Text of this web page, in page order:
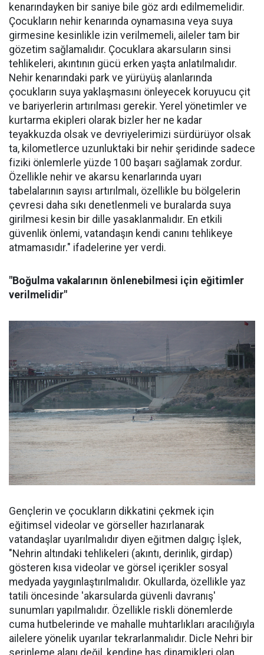
kenarındayken bir saniye bile göz ardı edilmemelidir.
Çocukların nehir kenarında oynamasına veya suya
girmesine kesinlikle izin verilmemeli, aileler tam bir
gözetim sağlamalıdır. Çocuklara akarsuların sinsi
tehlikeleri, akıntının gücü erken yaşta anlatılmalıdır.
Nehir kenarındaki park ve yürüyüş alanlarında
çocukların suya yaklaşmasını önleyecek koruyucu çit
ve bariyerlerin artırılması gerekir. Yerel yönetimler ve
kurtarma ekipleri olarak bizler her ne kadar
teyakkuzda olsak ve devriyelerimizi sürdürüyor olsak
ta, kilometlerce uzunluktaki bir nehir şeridinde sadece
fiziki önlemlerle yüzde 100 başarı sağlamak zordur.
Özellikle nehir ve akarsu kenarlarında uyarı
tabelalarının sayısı artırılmalı, özellikle bu bölgelerin
çevresi daha sıkı denetlenmeli ve buralarda suya
girilmesi kesin bir dille yasaklanmalıdır. En etkili
güvenlik önlemi, vatandaşın kendi canını tehlikeye
atmamasıdır." ifadelerine yer verdi.
"Boğulma vakalarının önlenebilmesi için eğitimler
verilmelidir"
Gençlerin ve çocukların dikkatini çekmek için
eğitimsel videolar ve görseller hazırlanarak
vatandaşlar uyarılmalıdır diyen eğitmen dalgıç İşlek,
"Nehrin altındaki tehlikeleri (akıntı, derinlik, girdap)
gösteren kısa videolar ve görsel içerikler sosyal
medyada yaygınlaştırılmalıdır. Okullarda, özellikle yaz
tatili öncesinde 'akarsularda güvenli davranış'
sunumları yapılmalıdır. Özellikle riskli dönemlerde
cuma hutbelerinde ve mahalle muhtarlıkları aracılığıyla
ailelere yönelik uyarılar tekrarlanmalıdır. Dicle Nehri bir
serinleme alanı değil, kendine has dinamikleri olan